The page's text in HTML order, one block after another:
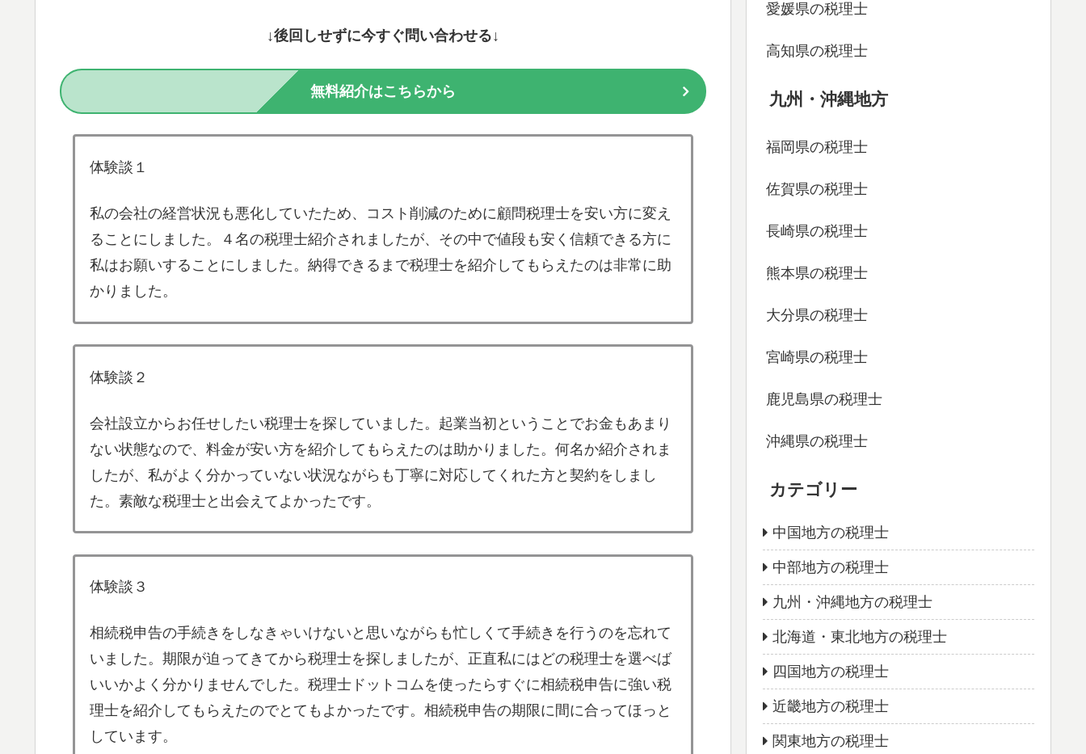
↓後回しせずに今すぐ問い合わせる↓
無料紹介はこちらから
体験談１
私の会社の経営状況も悪化していたため、コスト削減のために顧問税理士を安い方に変え
ることにしました。４名の税理士紹介されましたが、その中で値段も安く信頼できる方に
私はお願いすることにしました。納得できるまで税理士を紹介してもらえたのは非常に助
かりました。
体験談２
会社設立からお任せしたい税理士を探していました。起業当初ということでお金もあまり
ない状態なので、料金が安い方を紹介してもらえたのは助かりました。何名か紹介されま
したが、私がよく分かっていない状況ながらも丁寧に対応してくれた方と契約をしまし
た。素敵な税理士と出会えてよかったです。
体験談３
相続税申告の手続きをしなきゃいけないと思いながらも忙しくて手続きを行うのを忘れて
いました。期限が迫ってきてから税理士を探しましたが、正直私にはどの税理士を選べば
いいかよく分かりませんでした。税理士ドットコムを使ったらすぐに相続税申告に強い税
理士を紹介してもらえたのでとてもよかったです。相続税申告の期限に間に合ってほっと
しています。
愛媛県の税理士
高知県の税理士
九州・沖縄地方
福岡県の税理士
佐賀県の税理士
長崎県の税理士
熊本県の税理士
大分県の税理士
宮崎県の税理士
鹿児島県の税理士
沖縄県の税理士
カテゴリー
中国地方の税理士
中部地方の税理士
九州・沖縄地方の税理士
北海道・東北地方の税理士
四国地方の税理士
近畿地方の税理士
関東地方の税理士